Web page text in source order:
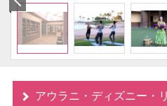
アウラニ・ディズニー・